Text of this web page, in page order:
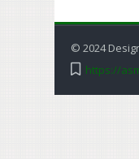
© 2024
https://